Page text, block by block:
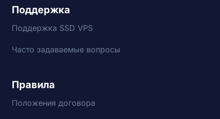
Поддержка
Поддержка SSD VPS
Часто задаваемые вопросы
Правила
Положения договора